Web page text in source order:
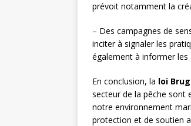
prévoit notamment la
– Des campagnes de
inciter à signaler les
également à informer
En conclusion, la loi
secteur de la pêche sont
notre environnement
protection et de soutien